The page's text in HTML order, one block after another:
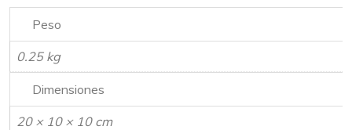
Peso
0.25 kg
Dimensiones
20 × 10 × 10 cm